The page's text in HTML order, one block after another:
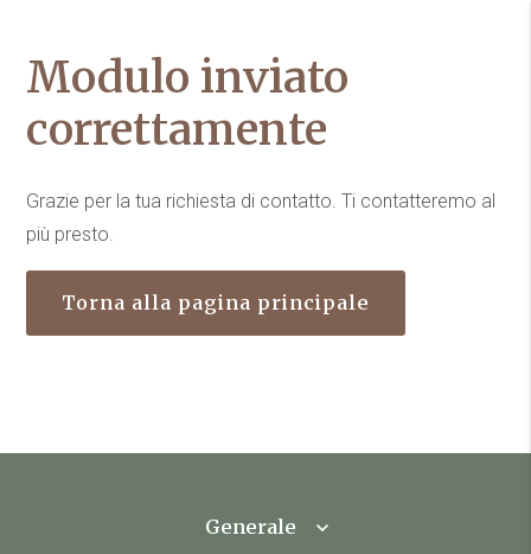
Modulo inviato
correttamente
Grazie per la tua richiesta di contatto. Ti contatteremo al
più presto.
Torna alla pagina principale
Generale